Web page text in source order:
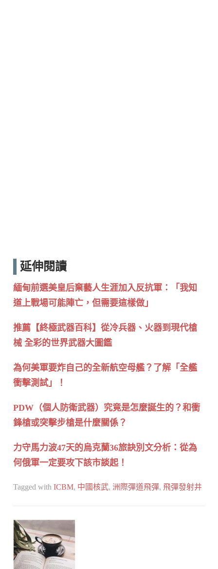
延伸閱讀
緬甸前選美皇后棄藝人生涯加入反抗軍：「我知
道上戰場可能陣亡，但需要這樣做」
推薦【終極武器百科】從冷兵器、火器到現代槍
械 全彩的世界武器大圖鑑
為何美軍要炸自己的全新航空母艦？了解「全艦
衝擊測試」！
PDW（個人防衛武器）究竟是怎麼誕生的？和衝
鋒槍或突擊步槍是什麼關係？
力守馬力波47天的烏克蘭36旅訣別文分析：從為
何俄軍一定要攻下該市談起！
Tagged with ICBM, 中國核武, 洲際彈道飛彈, 飛彈發射井